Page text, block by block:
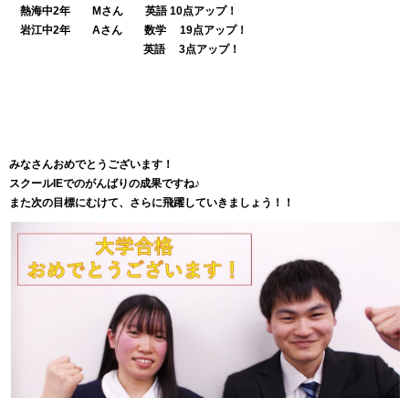
熱海中2年 Mさん 英語 10点アップ！
岩江中2年 Aさん 数学 19点アップ！
英語 3点アップ！
みなさんおめでとうございます！
スクールIEでのがんばりの成果ですね♪
また次の目標にむけて、さらに飛躍していきましょう！！